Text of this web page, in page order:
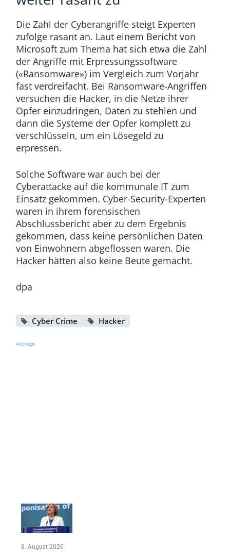
Die Zahl der Cyberangriffe steigt Experten
zufolge rasant an. Laut einem Bericht von
Microsoft zum Thema hat sich etwa die Zahl
der Angriffe mit Erpressungssoftware
(«Ransomware») im Vergleich zum Vorjahr
fast verdreifacht. Bei Ransomware-Angriffen
versuchen die Hacker, in die Netze ihrer
Opfer einzudringen, Daten zu stehlen und
dann die Systeme der Opfer komplett zu
verschlüsseln, um ein Lösegeld zu
erpressen.
Solche Software war auch bei der
Cyberattacke auf die kommunale IT zum
Einsatz gekommen. Cyber-Security-Experten
waren in ihrem forensischen
Abschlussbericht aber zu dem Ergebnis
gekommen, dass keine persönlichen Daten
von Einwohnern abgeflossen waren. Die
Hacker hätten also keine Beute gemacht.
dpa
Cyber Crime Hacker
Anzeige
8. August 2026